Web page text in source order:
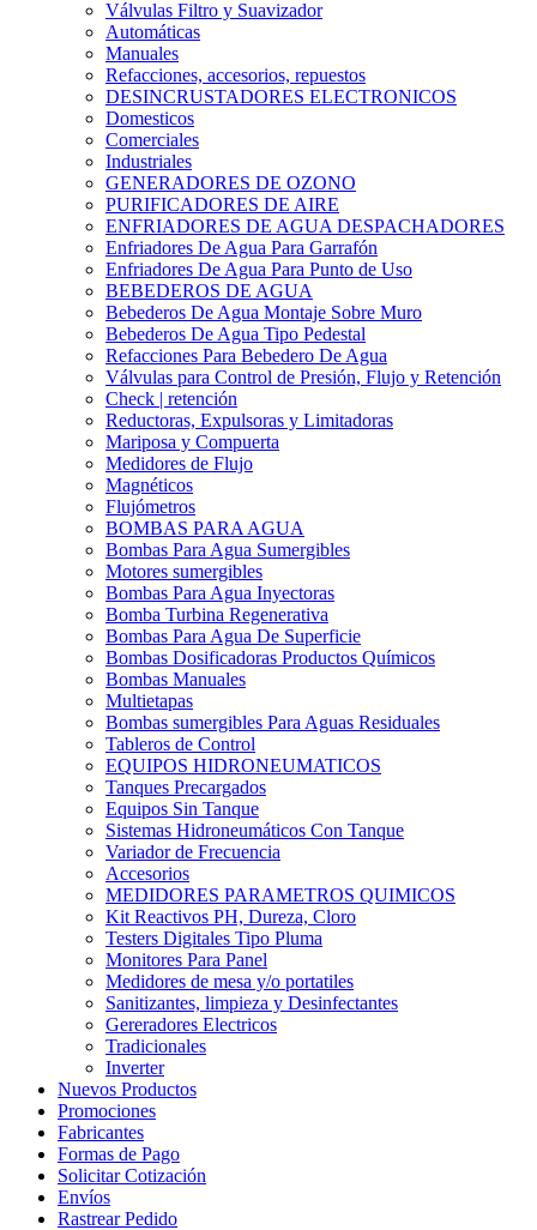
Válvulas Filtro y Suavizador
Automáticas
Manuales
Refacciones, accesorios, repuestos
DESINCRUSTADORES ELECTRONICOS
Domesticos
Comerciales
Industriales
GENERADORES DE OZONO
PURIFICADORES DE AIRE
ENFRIADORES DE AGUA DESPACHADORES
Enfriadores De Agua Para Garrafón
Enfriadores De Agua Para Punto de Uso
BEBEDEROS DE AGUA
Bebederos De Agua Montaje Sobre Muro
Bebederos De Agua Tipo Pedestal
Refacciones Para Bebedero De Agua
Válvulas para Control de Presión, Flujo y Retención
Check | retención
Reductoras, Expulsoras y Limitadoras
Mariposa y Compuerta
Medidores de Flujo
Magnéticos
Flujómetros
BOMBAS PARA AGUA
Bombas Para Agua Sumergibles
Motores sumergibles
Bombas Para Agua Inyectoras
Bomba Turbina Regenerativa
Bombas Para Agua De Superficie
Bombas Dosificadoras Productos Químicos
Bombas Manuales
Multietapas
Bombas sumergibles Para Aguas Residuales
Tableros de Control
EQUIPOS HIDRONEUMATICOS
Tanques Precargados
Equipos Sin Tanque
Sistemas Hidroneumáticos Con Tanque
Variador de Frecuencia
Accesorios
MEDIDORES PARAMETROS QUIMICOS
Kit Reactivos PH, Dureza, Cloro
Testers Digitales Tipo Pluma
Monitores Para Panel
Medidores de mesa y/o portatiles
Sanitizantes, limpieza y Desinfectantes
Gereradores Electricos
Tradicionales
Inverter
Nuevos Productos
Promociones
Fabricantes
Formas de Pago
Solicitar Cotización
Envíos
Rastrear Pedido